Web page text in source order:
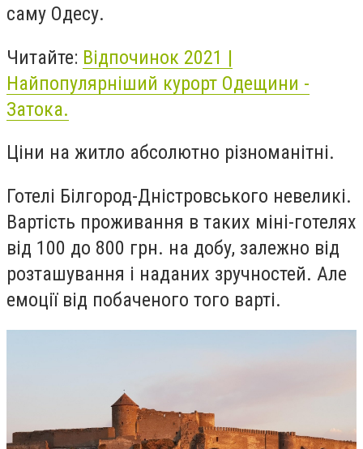
саму Одесу.
Читайте: Відпочинок 2021 |
Найпопулярніший курорт Одещини -
Затока.
Ціни на житло абсолютно різноманітні.
Готелі Білгород-Дністровського невеликі.
Вартість проживання в таких міні-готелях
від 100 до 800 грн. на добу, залежно від
розташування і наданих зручностей. Але
емоції від побаченого того варті.